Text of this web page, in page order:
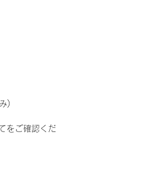
)
をご確認くだ